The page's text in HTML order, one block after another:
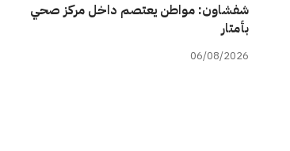
شفشاون: مواطن يعتصم داخل مركز صحي
بأمتار
06/08/2026